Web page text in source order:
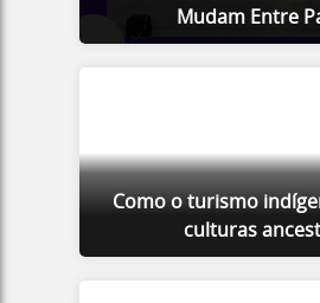
Mudam Entre
Como o turismo
culturas